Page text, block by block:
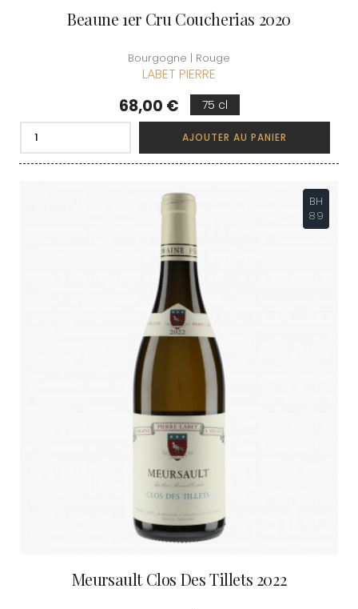
Beaune 1er Cru Coucherias 2020
Bourgogne | Rouge
LABET PIERRE
Prix
68,00 € 75 cl
AJOUTER AU PANIER
BH
89
Meursault Clos Des Tillets 2022